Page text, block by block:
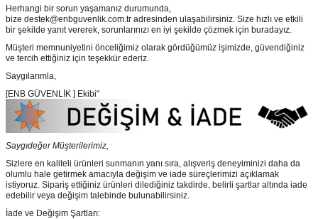
Herhangi bir sorun yaşamanız durumunda,
bize destek@enbguvenlik.com.tr adresinden ulaşabilirsiniz. Size hızlı ve etkili
bir şekilde yanıt vererek, sorunlarınızı en iyi şekilde çözmek için buradayız.
Müşteri memnuniyetini önceliğimiz olarak gördüğümüz işimizde, güvendiğiniz
ve tercih ettiğiniz için teşekkür ederiz.
Saygılarımla,
[ENB GÜVENLİK ] Ekibi"
Saygıdeğer Müşterilerimiz,
Sizlere en kaliteli ürünleri sunmanın yanı sıra, alışveriş deneyiminizi daha da
olumlu hale getirmek amacıyla değişim ve iade süreçlerimizi açıklamak
istiyoruz. Sipariş ettiğiniz ürünleri dilediğiniz takdirde, belirli şartlar altında iade
edebilir veya değişim talebinde bulunabilirsiniz.
İade ve Değişim Şartları: